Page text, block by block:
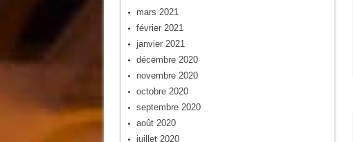
mars 2021
février 2021
janvier 2021
décembre 2020
novembre 2020
octobre 2020
septembre 2020
août 2020
juillet 2020